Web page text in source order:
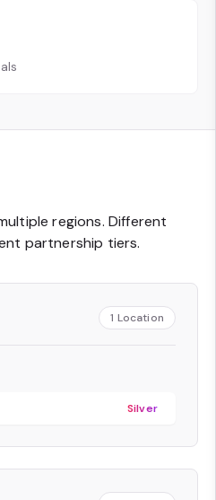
regions. Different
partnership tiers.
1 Location
Silver